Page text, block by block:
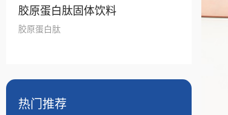
胶原蛋白肽固体饮料
胶原蛋白肽
热门推荐